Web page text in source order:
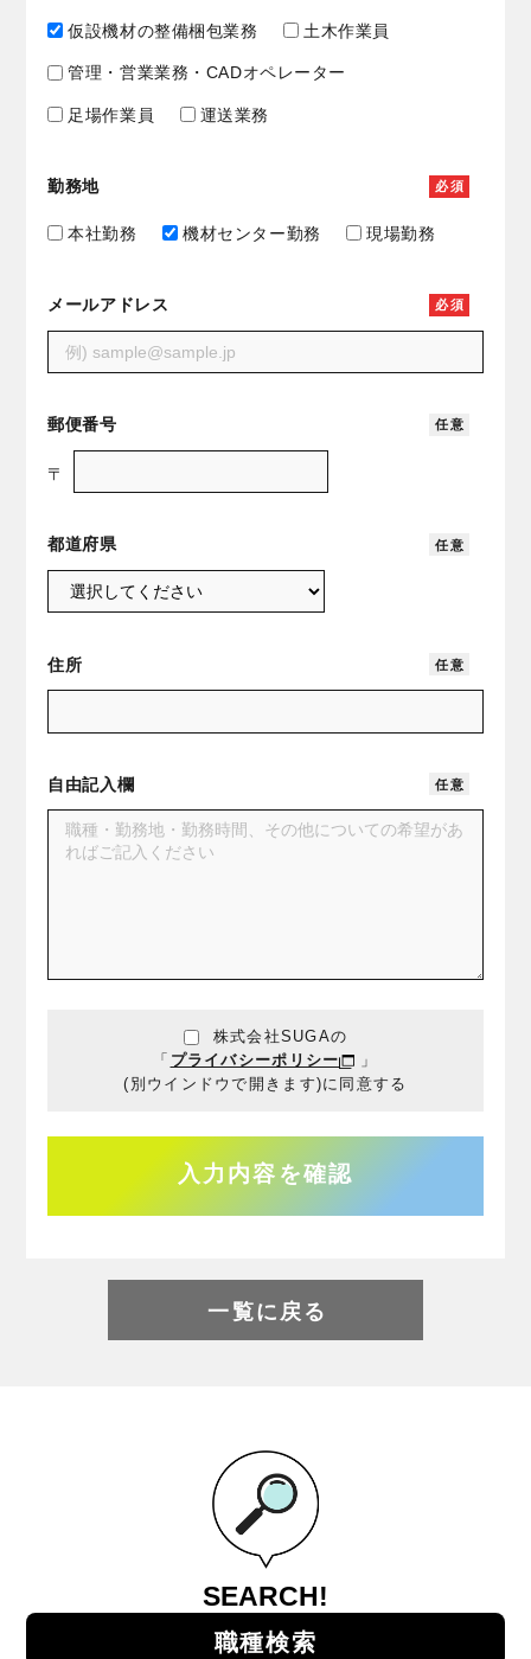
仮設機材の整備梱包業務 土木作業員
管理・営業業務・CADオペレーター
足場作業員 運送業務
勤務地 必須
本社勤務 機材センター勤務 現場勤務
メールアドレス 必須
郵便番号 任意
〒
都道府県 任意
住所 任意
自由記入欄 任意
株式会社SUGAの
「 プライバシーポリシー
」
(別ウインドウで開きます)に 同意する
一覧に戻る
SEARCH!
職種検索